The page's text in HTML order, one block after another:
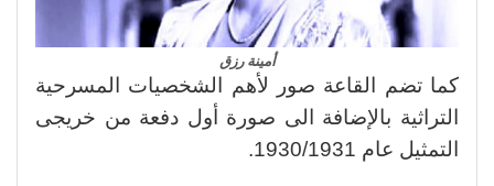
أمينة رزق
كما تضم القاعة صور لأهم الشخصيات المسرحية
التراثية بالإضافة الى صورة أول دفعة من خريجى
التمثيل عام 1930/1931.